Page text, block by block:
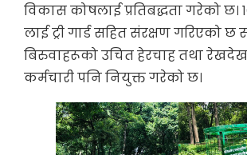
विकास कोषलाई प्रतिबद्धता गरेको छ।
लाई ट्री गार्ड सहित संरक्षण गरिएको छ
बिरुवाहरूको उचित हेरचाह तथा
कर्मचारी पनि नियुक्त गरेको छ।